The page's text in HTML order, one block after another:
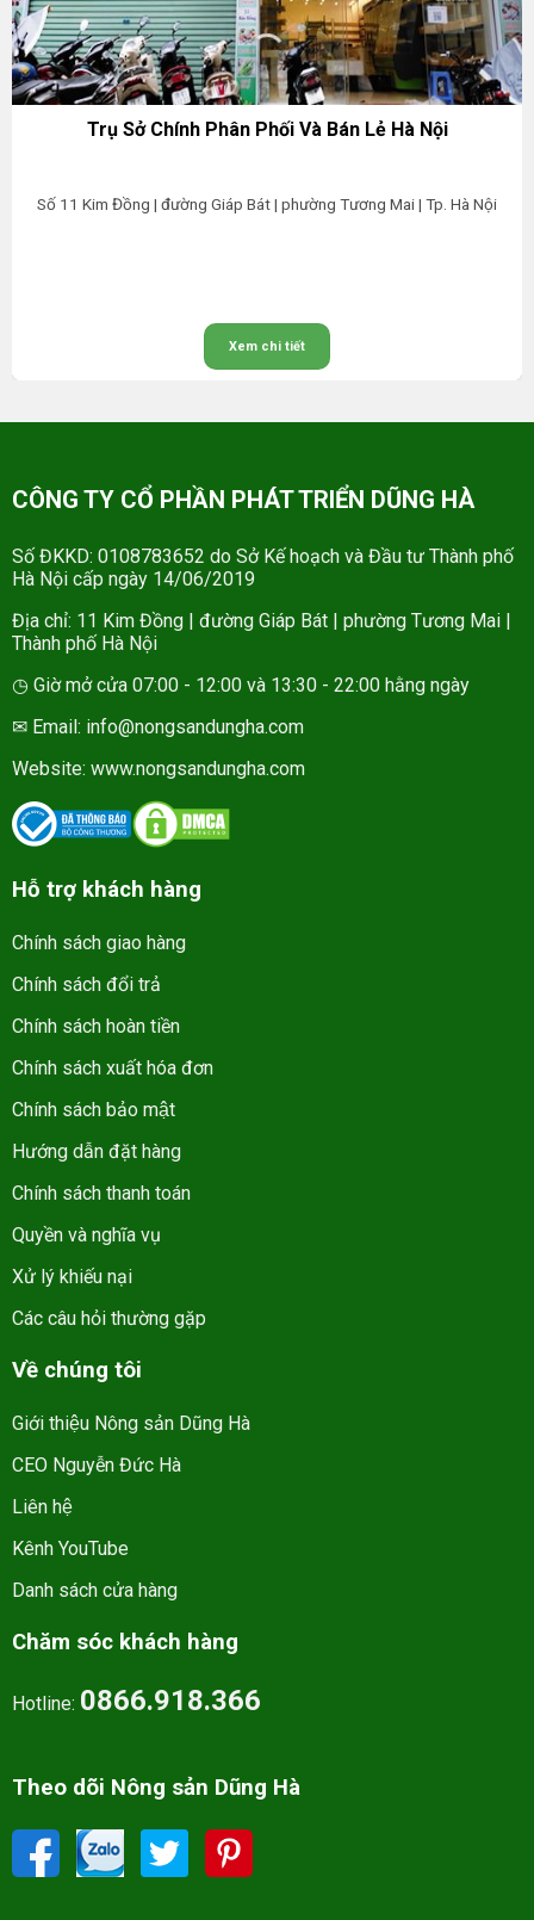
Trụ Sở Chính Phân Phối Và Bán Lẻ Hà Nội
Số 11 Kim Đồng | đường Giáp Bát | phường Tương Mai | Tp. Hà Nội
Xem chi tiết
CÔNG TY CỔ PHẦN PHÁT TRIỂN DŨNG HÀ
Số ĐKKD: 0108783652 do Sở Kế hoạch và Đầu tư Thành phố
Hà Nội cấp ngày 14/06/2019
Địa chỉ: 11 Kim Đồng | đường Giáp Bát | phường Tương Mai |
Thành phố Hà Nội
◷ Giờ mở cửa 07:00 - 12:00 và 13:30 - 22:00 hằng ngày
✉ Email: info@nongsandungha.com
Website: www.nongsandungha.com
Hỗ trợ khách hàng
Chính sách giao hàng
Chính sách đổi trả
Chính sách hoàn tiền
Chính sách xuất hóa đơn
Chính sách bảo mật
Hướng dẫn đặt hàng
Chính sách thanh toán
Quyền và nghĩa vụ
Xử lý khiếu nại
Các câu hỏi thường gặp
Về chúng tôi
Giới thiệu Nông sản Dũng Hà
CEO Nguyễn Đức Hà
Liên hệ
Kênh YouTube
Danh sách cửa hàng
Chăm sóc khách hàng
Hotline: 0866.918.366
Theo dõi Nông sản Dũng Hà